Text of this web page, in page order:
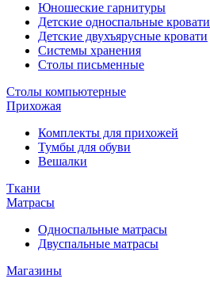
Юношеские гарнитуры
Детские односпальные кровати
Детские двухъярусные кровати
Системы хранения
Столы письменные
Столы компьютерные
Прихожая
Комплекты для прихожей
Тумбы для обуви
Вешалки
Ткани
Матрасы
Односпальные матрасы
Двуспальные матрасы
Магазины